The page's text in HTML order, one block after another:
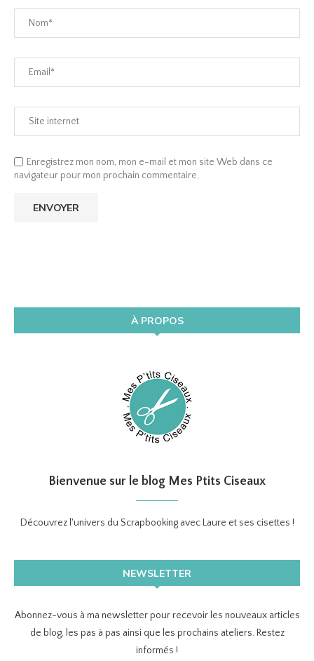
Enregistrez mon nom, mon e-mail et mon site Web dans ce
navigateur pour mon prochain commentaire.
À PROPOS
Bienvenue sur le blog Mes Ptits Ciseaux
Découvrez l'univers du Scrapbooking avec Laure et ses cisettes !
NEWSLETTER
Abonnez-vous à ma newsletter pour recevoir les nouveaux articles
de blog, les pas à pas ainsi que les prochains ateliers. Restez
informés !